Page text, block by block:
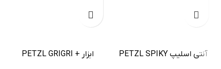
آنتی اسلیپ PETZL SPIKY
ابزار PETZL GRIGRI +